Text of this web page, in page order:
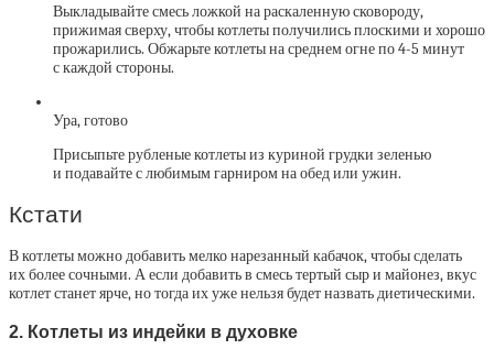
Выкладывайте смесь ложкой на раскаленную сковороду,
прижимая сверху, чтобы котлеты получились плоскими и хорошо
прожарились. Обжарьте котлеты на среднем огне по 4-5 минут
с каждой стороны.
Ура, готово
Присыпьте рубленые котлеты из куриной грудки зеленью
и подавайте с любимым гарниром на обед или ужин.
Кстати
В котлеты можно добавить мелко нарезанный кабачок, чтобы сделать
их более сочными. А если добавить в смесь тертый сыр и майонез, вкус
котлет станет ярче, но тогда их уже нельзя будет назвать диетическими.
2. Котлеты из индейки в духовке